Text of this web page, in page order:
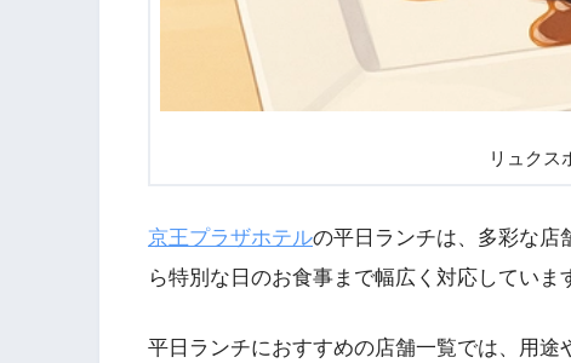
リュクス
京王プラザホテルの平日ランチは、多彩な店
ら特別な日のお食事まで幅広く対応していま
平日ランチにおすすめの店舗一覧では、用